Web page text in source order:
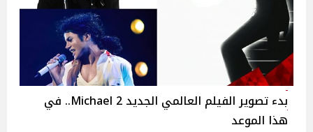
بدء تصوير الفيلم العالمي الجديد 2 Michael.. في
هذا الموعد